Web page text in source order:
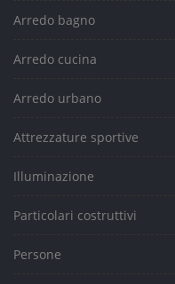
Arredo bagno
Arredo cucina
Arredo urbano
Attrezzature sportive
Illuminazione
Particolari costruttivi
Persone